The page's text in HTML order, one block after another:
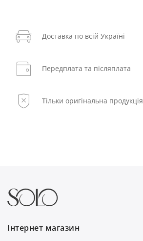
Доставка по всій Україні
Передплата та післяплата
Тільки оригінальна продукція
Інтернет магазин